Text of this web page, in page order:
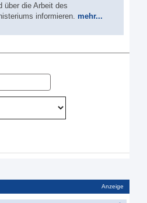
über die Arbeit des
informieren. mehr...
Anzeige